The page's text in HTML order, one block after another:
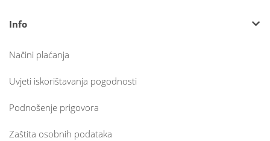
Info
Načini plaćanja
Uvjeti iskorištavanja pogodnosti
Podnošenje prigovora
Zaštita osobnih podataka